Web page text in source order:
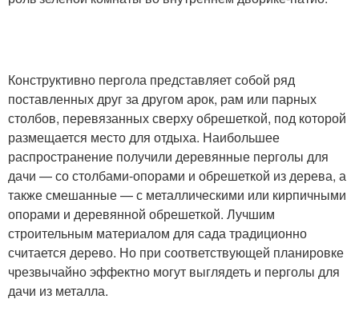
Конструктивно пергола представляет собой ряд
поставленных друг за другом арок, рам или парных
столбов, перевязанных сверху обрешеткой, под которой
размещается место для отдыха. Наибольшее
распространение получили деревянные перголы для
дачи — со столбами-опорами и обрешеткой из дерева, а
также смешанные — с металлическими или кирпичными
опорами и деревянной обрешеткой. Лучшим
строительным материалом для сада традиционно
считается дерево. Но при соответствующей планировке
чрезвычайно эффектно могут выглядеть и перголы для
дачи из металла.